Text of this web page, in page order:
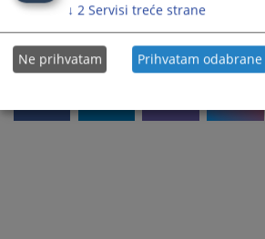
↓ 2 Servisi treće strane
Ne prihvatam Prihvatam odabrane